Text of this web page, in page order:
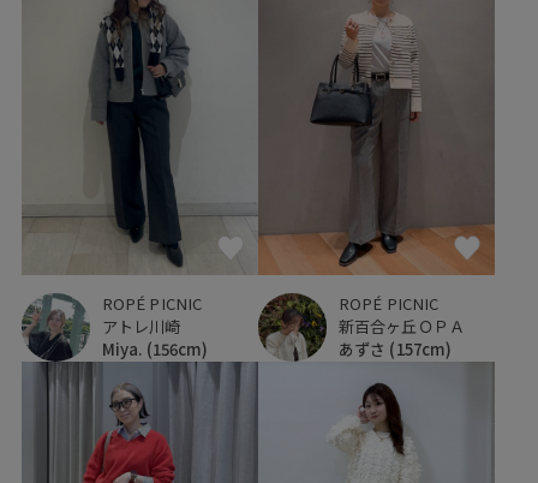
ROPÉ PICNIC
アトレ川崎
Miya. (156cm)
ROPÉ PICNIC
新百合ヶ丘ＯＰＡ
あずさ (157cm)